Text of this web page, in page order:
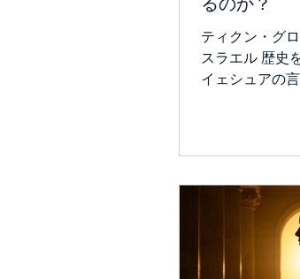
葉の背後にあ
叫びは理解し
ュアの信者と
完全には支持
はならない。
ティクン・グ
スラエル 歴史
イェシュアの
難された際に
た。その答え
らかにしまし
内で争い始め
に敵対するな